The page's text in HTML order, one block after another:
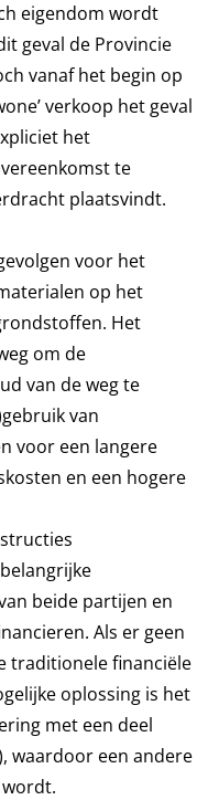
eigendom wordt
geval de Provincie
vanaf het begin op
verkoop het geval
het
te
plaatsvindt.
voor het
op het
Het
om de
van de weg te
van
voor een langere
en een hogere
beide partijen en
Als er geen
traditionele financiële
oplossing is het
met een deel
waardoor een andere